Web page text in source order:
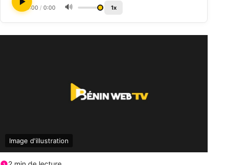
0:00 / 0:00 🔊 1x
Image d'illustration